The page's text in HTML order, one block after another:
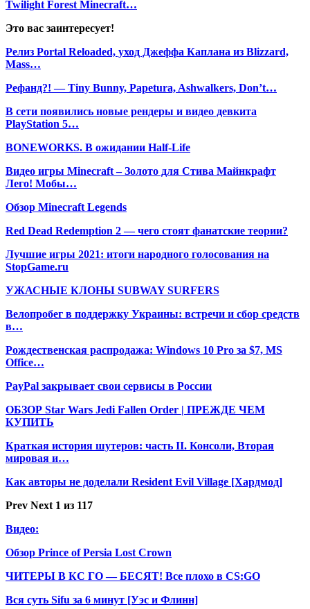
Twilight Forest Minecraft…
Это вас заинтересует!
Релиз Portal Reloaded, уход Джеффа Каплана из Blizzard,
Mass…
Рефанд?! — Tiny Bunny, Papetura, Ashwalkers, Don’t…
В сети появились новые рендеры и видео девкита
PlayStation 5…
BONEWORKS. В ожидании Half-Life
Видео игры Minecraft – Золото для Стива Майнкрафт
Лего! Мобы…
Обзор Minecraft Legends
Red Dead Redemption 2 — чего стоят фанатские теории?
Лучшие игры 2021: итоги народного голосования на
StopGame.ru
УЖАСНЫЕ КЛОНЫ SUBWAY SURFERS
Велопробег в поддержку Украины: встречи и сбор средств
в…
Рождественская распродажа: Windows 10 Pro за $7, MS
Office…
PayPal закрывает свои сервисы в России
ОБЗОР Star Wars Jedi Fallen Order | ПРЕЖДЕ ЧЕМ
КУПИТЬ
Краткая история шутеров: часть II. Консоли, Вторая
мировая и…
Как авторы не доделали Resident Evil Village [Хардмод]
Prev Next 1 из 117
Видео:
Обзор Prince of Persia Lost Crown
ЧИТЕРЫ В КС ГО — БЕСЯТ! Все плохо в CS:GO
Вся суть Sifu за 6 минут [Уэс и Флинн]